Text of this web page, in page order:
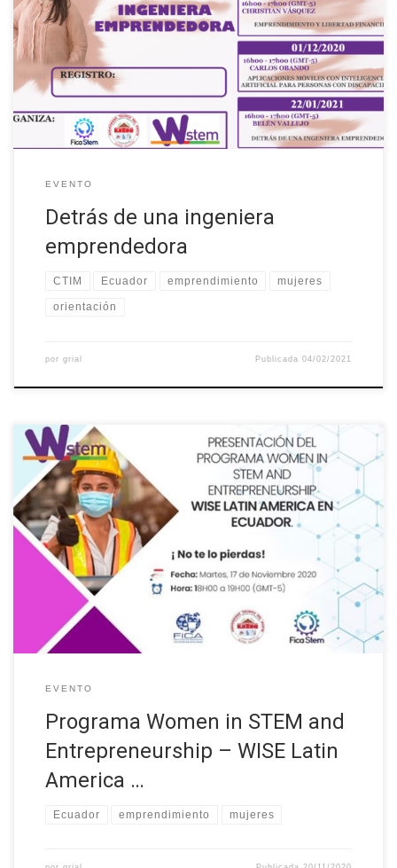
Internacional “Building the future of Latin America: engaging
women into STEM”, (Construyendo el futuro de Latinoamérica
involucrando a mujeres en el STEM) organizó un Ciclo de Charlas
denominado “Cultura Emprendedora”, la cuarta charla se trató
sobre “Detrás de una ingeniera emprendedora” […]
EVENTO
Detrás de una ingeniera
emprendedora
CTIM Ecuador emprendimiento mujeres
orientación
por grial Publicada04/02/2021
La Universidad Técnica del Norte a través del Proyecto
Internacional “Building the future of Latin America: engaging
women into STEM”, (Construyendo el futuro de Latinoamérica
involucrando a mujeres en el STEM), organizó un Ciclo de Charlas
denominado “Cultura Emprendedora”, la primera charla se trató
sobre la “Presentación del Programa Women […]
EVENTO
Programa Women in STEM and
Entrepreneurship – WISE Latin
America …
Ecuador emprendimiento mujeres